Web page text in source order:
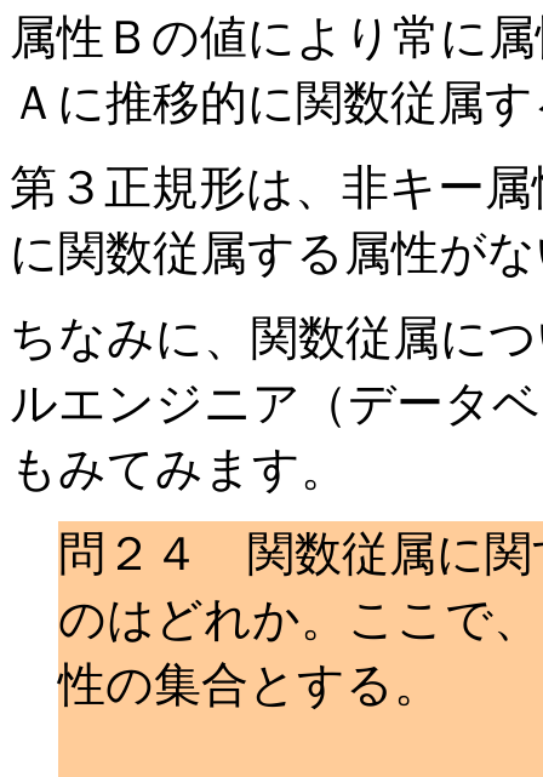
属性Ｂの値により常に
Ａに推移的に関数従属
第３正規形は、非キー
に関数従属する属性が
ちなみに、関数従属に
ルエンジニア（データ
もみてみます。
問２４ 関数従属に関
のはどれか。ここで
性の集合とする。